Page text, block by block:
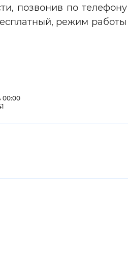
позвонив по
режим